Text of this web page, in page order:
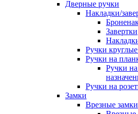
Дверные ручки
Накладки/
Завертки
Ручки
Ручки на
Ручки
Ручки на
Замки
Врезные замки